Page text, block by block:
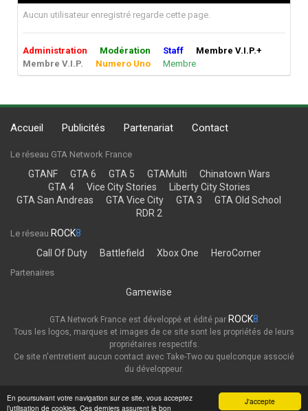
J'accepte
En poursuivant votre navigation sur ce site, vous acceptez
l’utilisation de cookies. Ces derniers assurent le bon
Aucun utilisateur enregistré regarde cette page.
Administration Modération Staff
Membre V.I.P.+
Membre V.I.P.
Numero Uno Membre
Accueil Publicités Partenariat Contact
Le réseau GTA Network France
GTANF GTA 6 GTA 5 GTAMulti
Chinatown Wars
GTA 4
Vice City Stories
Liberty City Stories
GTA San Andreas
GTA Vice City GTA 3
GTA Old School
RDR 2
Le réseau ROCK8
Call Of Duty
Battlefield Xbox One HeroCorner
Partenaires
Gamewise
GTA Network France est développé et édité par ROCK8
Tous les logos, marques et images de ce site sont les propriétés de leurs
propriétaires respectifs.
Ce site n'entretient aucun contact avec Take-Two ou quelconque associé
du développeur.
Thème Politique de confidentialité